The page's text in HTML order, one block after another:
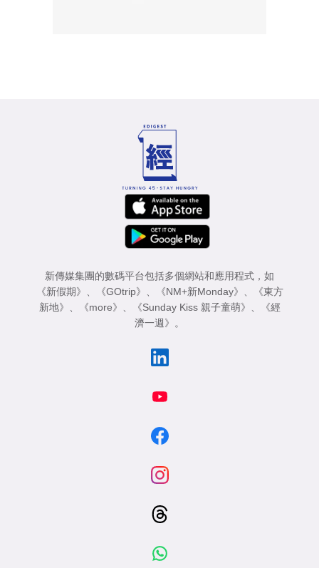
新傳媒集團的數碼平台包括多個網站和應用程式，如
《新假期》
《GOtrip》 《NM+新Monday》
《東方
新地》
《more》 《Sunday Kiss 親子童萌》
《經
濟一週》
。